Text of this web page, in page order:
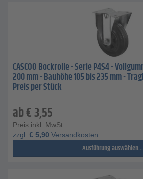
CASCOO Bockrolle - Serie P4S4 -
200 mm - Bauhöhe 105 bis 235 mm -
Preis per Stück
ab€3,55
Preis inkl. MwSt.
zzgl. € 5,90 Versandkosten
Ausführung auswählen...